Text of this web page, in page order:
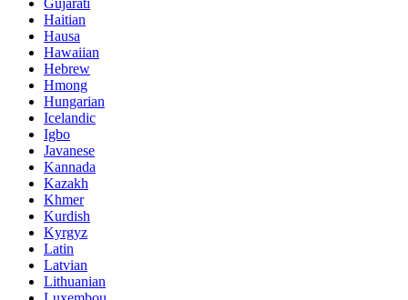
Haitian
Hausa
Hawaiian
Hebrew
Hmong
Hungarian
Icelandic
Igbo
Javanese
Kannada
Kazakh
Khmer
Kurdish
Kyrgyz
Latin
Latvian
Lithuanian